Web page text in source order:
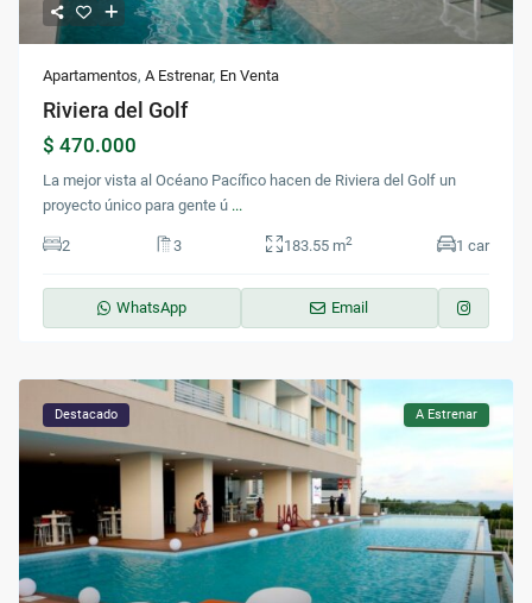
Apartamentos,A Estrenar, En Venta
Riviera del Golf
$ 470.000
La mejor vista al Océano Pacífico hacen de Riviera del Golf un
proyecto único para gente ú ...
2 3 183.55 m2 1 car
WhatsApp Email
Destacado A Estrenar